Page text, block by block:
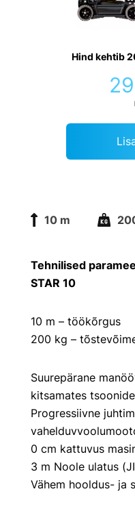
Hind kehtib
10 m
Tehnilised
STAR 10
10 m – töökõrgus
200 kg –
Suurepärane
kitsamates
Progressiivne
0 cm kattuvus
3 m Noole ulatus
Vähem hooldus- ja